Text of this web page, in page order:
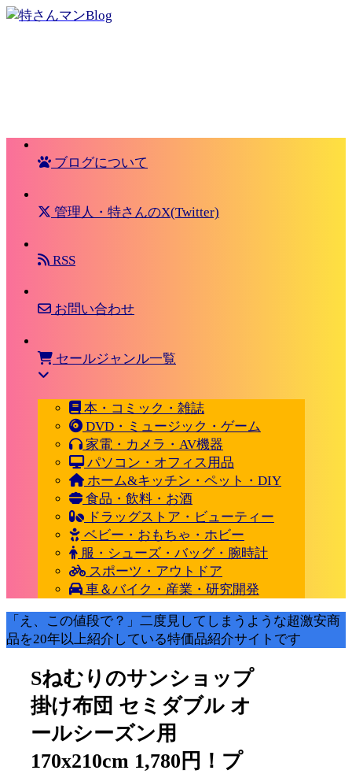
ブログについて
管理人・特さんのX(Twitter)
RSS
お問い合わせ
セールジャンル一覧
本・コミック・雑誌
DVD・ミュージック・ゲーム
家電・カメラ・AV機器
パソコン・オフィス用品
ホーム&キッチン・ペット・DIY
食品・飲料・お酒
ドラッグストア・ビューティー
ベビー・おもちゃ・ホビー
服・シューズ・バッグ・腕時計
スポーツ・アウトドア
車＆バイク・産業・研究開発
「え、この値段で？」二度見してしまうような超激安商
品を20年以上紹介している特価品紹介サイトです
Sねむりのサンショップ
掛け布団 セミダブル オ
ールシーズン用
170x210cm 1,780円！プ